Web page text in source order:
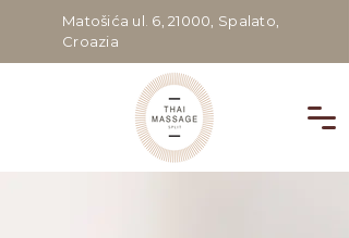
Matošića ul. 6, 21000, Spalato,
Croazia